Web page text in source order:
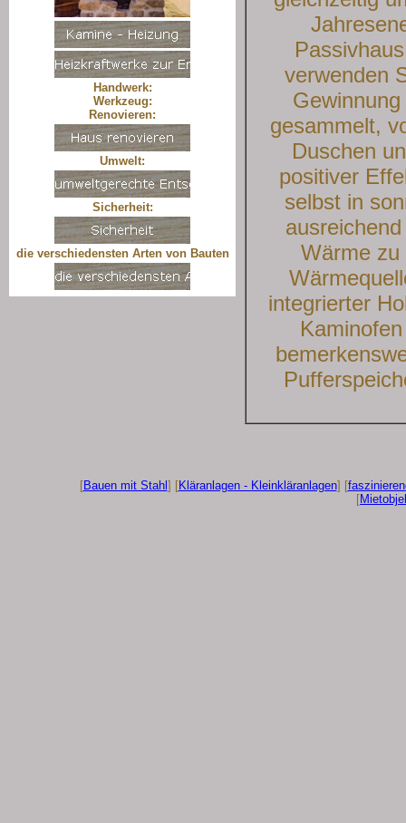
Handwerk:
Werkzeug:
Renovieren:
Umwelt:
Sicherheit:
die verschiedensten Arten von Bauten
verwenden
gesammelt,
Duschen
positiver
selbst in
Wärme zu
integrierter
[Bauen mit Stahl ] [Kläranlagen - Kleinkläranlagen] [
[